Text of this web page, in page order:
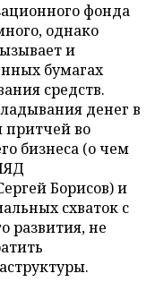
фонда
однако
и
бумагах
средств.
денег в
притчей во
бизнеса (о чем
Борисов) и
схваток с
развития, не